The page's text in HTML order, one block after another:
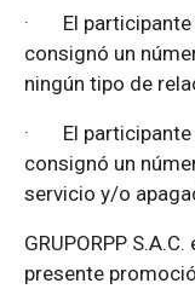
· El
consignó un
ningún tipo de
· El
consignó un
servicio y/o
GRUPORPP
presente